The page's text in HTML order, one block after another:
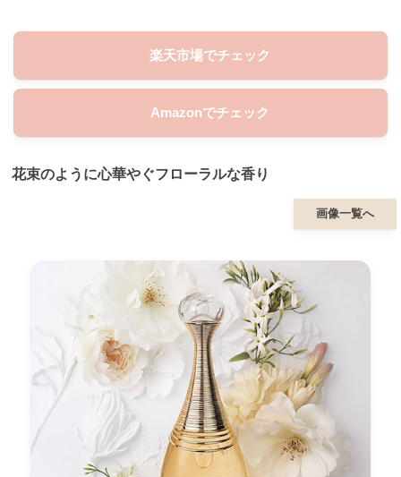
楽天市場でチェック
Amazonでチェック
花束のように心華やぐフローラルな香り
画像一覧へ